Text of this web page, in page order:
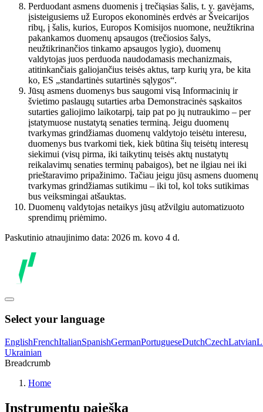
Perduodant asmens duomenis į trečiąsias šalis, t. y. gavėjams,
įsisteigusiems už Europos ekonominės erdvės ar Šveicarijos
ribų, į šalis, kurios, Europos Komisijos nuomone, neužtikrina
pakankamos duomenų apsaugos (trečiosios šalys,
neužtikrinančios tinkamo apsaugos lygio), duomenų
valdytojas juos perduoda naudodamasis mechanizmais,
atitinkančiais galiojančius teisės aktus, tarp kurių yra, be kita
ko, ES „standartinės sutartinės sąlygos“.
Jūsų asmens duomenys bus saugomi visą Informacinių ir
švietimo paslaugų sutarties arba Demonstracinės sąskaitos
sutarties galiojimo laikotarpį, taip pat po jų nutraukimo – per
įstatymuose nustatytą senaties terminą. Jeigu duomenų
tvarkymas grindžiamas duomenų valdytojo teisėtu interesu,
duomenys bus tvarkomi tiek, kiek būtina šių teisėtų interesų
siekimui (visų pirma, iki taikytinų teisės aktų nustatytų
reikalavimų senaties terminų pabaigos), bet ne ilgiau nei iki
prieštaravimo pripažinimo. Tačiau jeigu jūsų asmens duomenų
tvarkymas grindžiamas sutikimu – iki tol, kol toks sutikimas
bus veiksmingai atšauktas.
Duomenų valdytojas netaikys jūsų atžvilgiu automatizuoto
sprendimų priėmimo.
Paskutinio atnaujinimo data: 2026 m. kovo 4 d.
Select your language
EnglishFrenchItalianSpanishGermanPortugueseDutchCzechLatvian
Ukrainian
Breadcrumb
Home
Instrumentų paieška